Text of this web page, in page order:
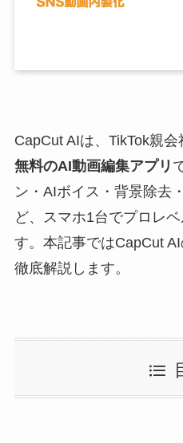
CapCut AIは、TikTok親
無料のAI動画編集アプリ
ン・AIボイス・背景除去
ど、スマホ1台でプロレ
す。本記事ではCapCut
徹底解説します。